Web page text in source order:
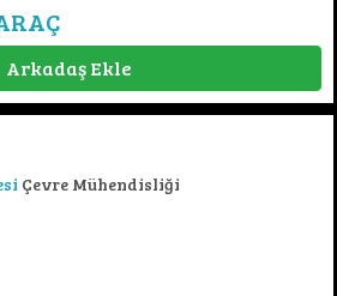
Arkadaş Ekle
Çevre Mühendisliği